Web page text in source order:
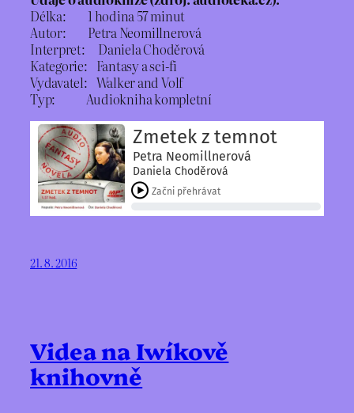
Délka: 1 hodina 57 minut
Autor: Petra Neomillnerová
Interpret: Daniela Choděrová
Kategorie: Fantasy a sci-fi
Vydavatel: Walker and Volf
Typ: Audiokniha kompletní
21. 8. 2016
Videa na Iwíkově
knihovně